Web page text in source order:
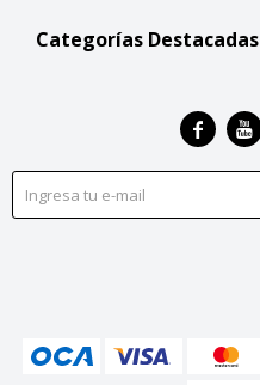
Categorías Destacadas
 